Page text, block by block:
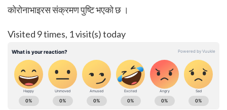
कोरोनाभाइरस संक्रमण पुष्टि भएको छ ।
Visited 9 times, 1 visit(s) today